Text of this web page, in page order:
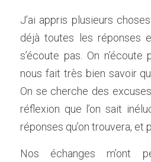
J’ai appris plusieurs
déjà toutes les réponses
s’écoute pas. On
nous fait très bien savoir
On se cherche des
réflexion que l’on sait
réponses qu’on trouvera, et
Nos échanges m’ont